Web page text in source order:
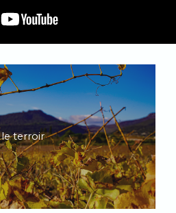
le terroir